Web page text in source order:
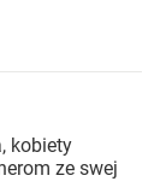
kobiety
ze swej